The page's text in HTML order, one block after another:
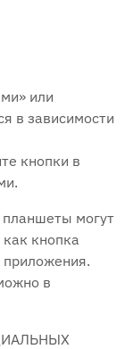
или
в зависимости
кнопки в
могут
кнопка
приложения.
в